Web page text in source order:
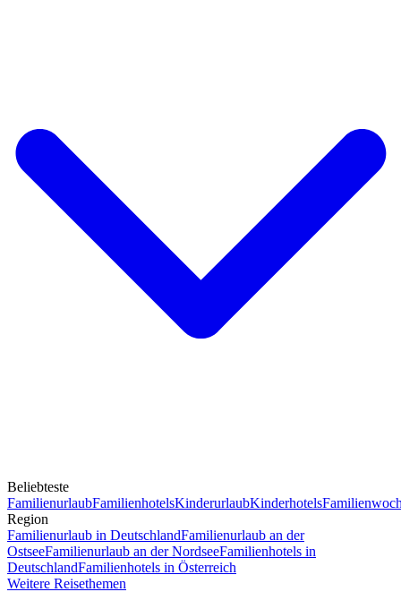
Beliebteste
FamilienurlaubFamilienhotelsKinderurlaubKinderhotels
Region
Familienurlaub in DeutschlandFamilienurlaub an der
OstseeFamilienurlaub an der NordseeFamilienhotels in
DeutschlandFamilienhotels in Österreich
Weitere Reisethemen